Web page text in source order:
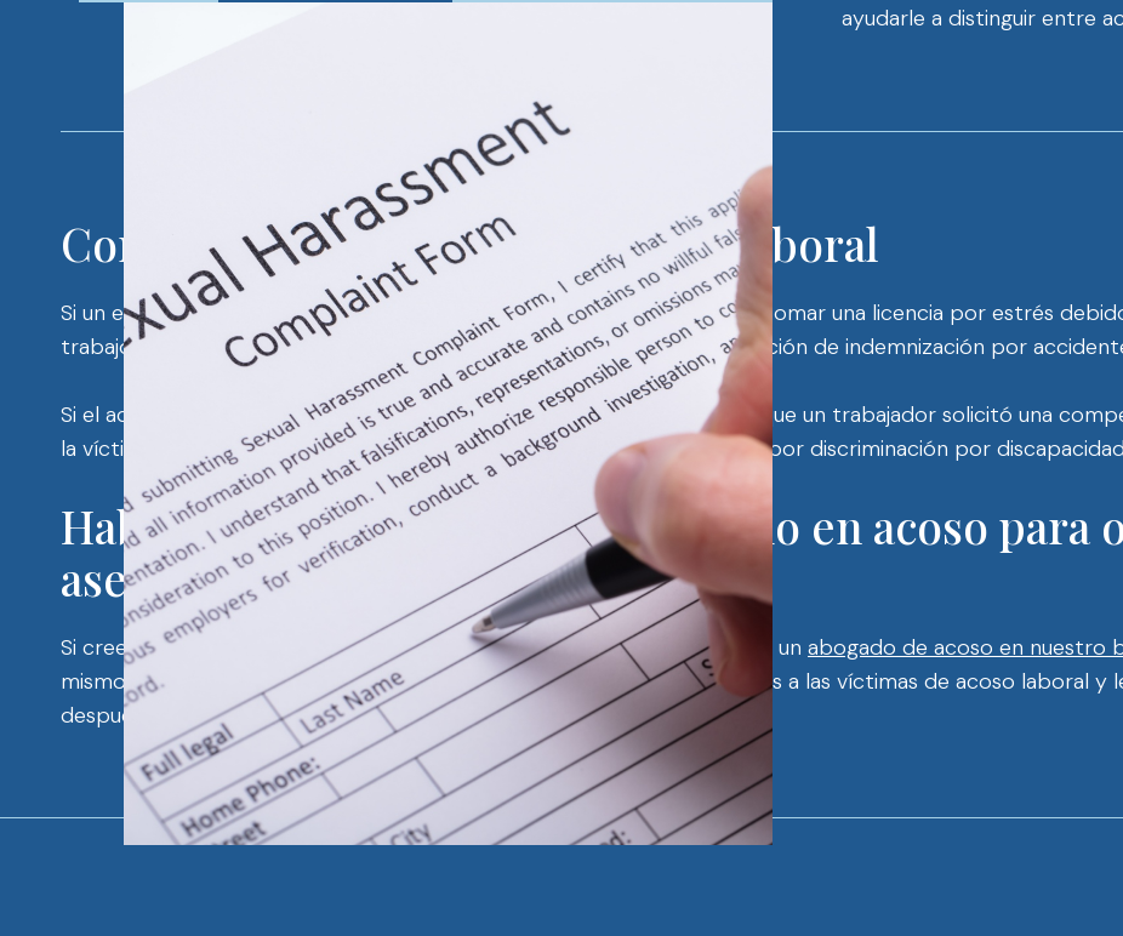
ayudarle a distinguir entre
Compensación laboral por acoso laboral
Si un empleador maltrata a un empleado, este podría verse obligado a tomar una licencia por estrés
trabajo. Esto puede resultar en que el trabajador presente una reclamación de indemnización por
Si el acosador en el lugar de trabajo decide continuar con el acoso porque un trabajador solicitó una
la víctima del acoso en el lugar de trabajo puede presentar un reclamo por discriminación por
Hable con un abogado especializado en acoso para
asesoramiento gratuito hoy mismo
Si cree que es víctima de acoso en el lugar de trabajo, comuníquese con un abogado de acoso en nuestro
mismo para programar una consulta gratuita con un abogado. Ayudamos a las víctimas de acoso laboral
después de sufrirlo.